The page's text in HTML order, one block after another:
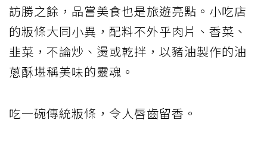
訪勝之餘，品嘗美食也是旅遊亮點。小吃店
的粄條大同小異，配料不外乎肉片、香菜、
韭菜，不論炒、燙或乾拌，以豬油製作的油
蔥酥堪稱美味的靈魂。
吃一碗傳統粄條，令人唇齒留香。